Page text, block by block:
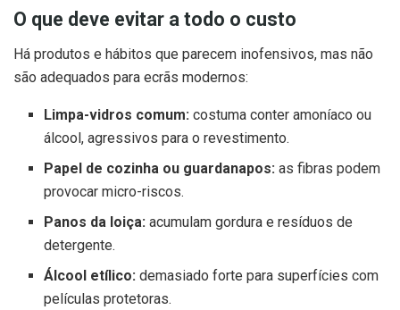
O que deve evitar a todo o custo
Há produtos e hábitos que parecem inofensivos, mas não
são adequados para ecrãs modernos:
Limpa-vidros comum: costuma conter amoníaco ou
álcool, agressivos para o revestimento.
Papel de cozinha ou guardanapos: as fibras podem
provocar micro-riscos.
Panos da loiça: acumulam gordura e resíduos de
detergente.
Álcool etílico: demasiado forte para superfícies com
películas protetoras.